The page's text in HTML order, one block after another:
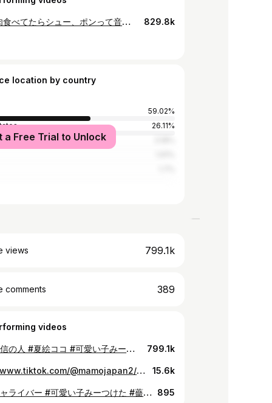
空で焼肉食べてたらシュー、ポンって音が聞こえて、しばらくしたらボンってゆうたから、見に出たら、2階の窓から炎が見えたので、これはヤバいと思いお店でまだ焼肉食べていたお客様たちにガスを止めさせて、伝票と各自の荷物を持っていただいて外に避難してもらいました。火事って怖い。 829.8k
location by country
59.02%
26.11%
a Free Trial to Unlock
views 799.1k
comments 389
videos
#無言配信の人 #夏絵ココ #可愛い子みーつけた 799.1k
https://www.tiktok.com/@mamojapan2/video/7121535776831114497 15.6k
#ポコチャライバー #可愛い子みーつけた #薔薇 #ゆきな @yukima.1122 895